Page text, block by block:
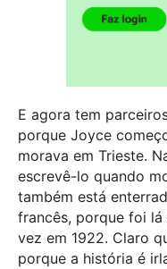
E agora tem
porque Joyce
morava em Trieste.
escrevê-lo quando
também está
francês, porque foi
vez em 1922. Claro
porque a história é